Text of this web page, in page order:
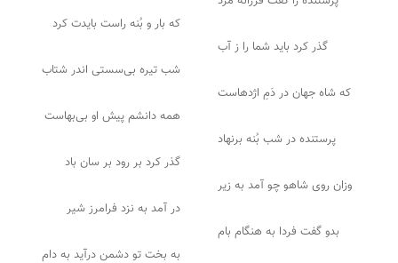
که بار و بُنه راست بایدت کرد
گذر کرد باید شما را ز آب
شب تیره بی‌سستی اندر شتاب
که شاه جهان در دَمِ اژدهاست
همه دانشم پیش او بی‌بهاست
پرستنده در شب بُنه برنهاد
گذر کرد بر رود بر سان باد
وزان روی شاهو چو آمد به زیر
در آمد به نزد فرامرز شیر
بدو گفت فردا به هنگام بام
به بخت تو دشمن درآید به دام